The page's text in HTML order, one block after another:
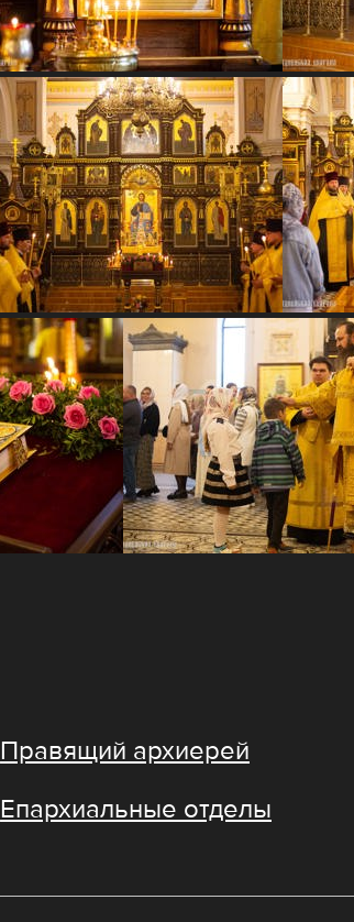
Правящий архиерей
Епархиальные отделы